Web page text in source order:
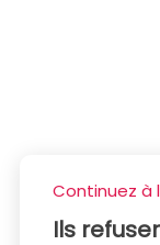
Continuez à
Ils